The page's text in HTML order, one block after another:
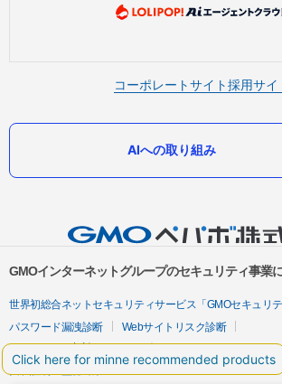
コーポレートサイト採用サイ
AIへの取り組み
GMOインターネットグループのセキュリティ事業
世界初総合ネットセキュリティサービス「GMOセキュリテ
パスワード漏洩診断
Webサイトリスク診断
セキュリティ相談AIチャットボット
実在証明・盗聴対策